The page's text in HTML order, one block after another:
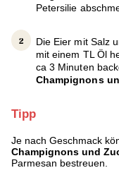
Petersilie
Die Eier mit Salz
mit einem TL Öl
ca 3 Minuten
Champignons
Tipp
Je nach Geschmack
Champignons und
Parmesan bestreuen.